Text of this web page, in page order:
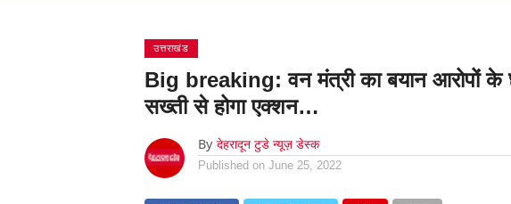
उत्तराखंड
Big breaking: वन मंत्री का बयान आरोपों के
सख्ती से होगा एक्शन…
By देहरादून टुडे न्यूज़ डेस्क
Published on June 25, 2022